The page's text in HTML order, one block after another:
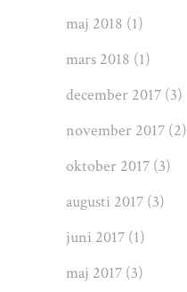
maj 2018 (1)
mars 2018 (1)
december 2017 (3)
november 2017 (2)
oktober 2017 (3)
augusti 2017 (3)
juni 2017 (1)
maj 2017 (3)